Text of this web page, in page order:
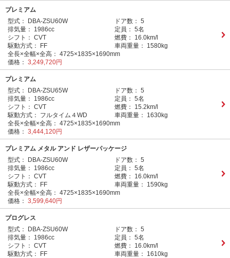
プレミアム
型式：
DBA-ZSU60W ドア数： 5
排気量：
1986cc 定員： 5名
シフト： CVT 燃費：
16.0km/l
駆動方式：
FF 車両重量：
1580kg
全長×全幅×全高： 4725×1835×1690mm
価格： 3,249,720円
プレミアム
型式：
DBA-ZSU65W ドア数： 5
排気量：
1986cc 定員： 5名
シフト： CVT 燃費：
15.2km/l
駆動方式：
フルタイム４WD 車両重量：
1630kg
全長×全幅×全高： 4725×1835×1690mm
価格： 3,444,120円
プレミアム メタル アンド レザーパッケージ
型式：
DBA-ZSU60W ドア数： 5
排気量：
1986cc 定員： 5名
シフト： CVT 燃費：
16.0km/l
駆動方式：
FF 車両重量：
1590kg
全長×全幅×全高： 4725×1835×1690mm
価格： 3,599,640円
プログレス
型式：
DBA-ZSU60W ドア数： 5
排気量：
1986cc 定員： 5名
シフト： CVT 燃費：
16.0km/l
駆動方式：
FF 車両重量：
1610kg